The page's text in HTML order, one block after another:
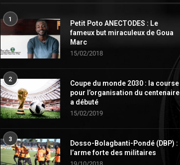
1
Petit Poto ANECTODES : Le
fameux but miraculeux de Goua
Marc
15/02/2018
2
Coupe du monde 2030 : la course
pour l’organisation du centenaire
a débuté
15/02/2019
3
Dosso-Bolagbanti-Pondé (DBP) :
l’arme forte des militaires